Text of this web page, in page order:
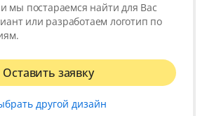
и мы постараемся найти для Вас
или разработаем логотип по
Оставить заявку
другой дизайн